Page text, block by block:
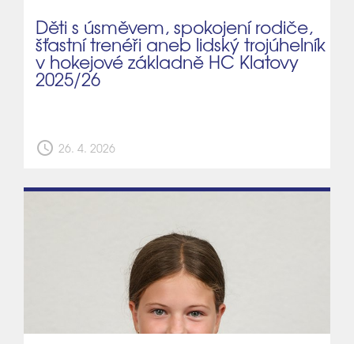
Děti s úsměvem, spokojení rodiče,
šťastní trenéři aneb lidský trojúhelník
v hokejové základně HC Klatovy
2025/26
schedule 26. 4. 2026